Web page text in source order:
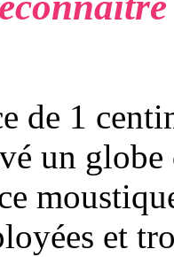
de 1
un
et